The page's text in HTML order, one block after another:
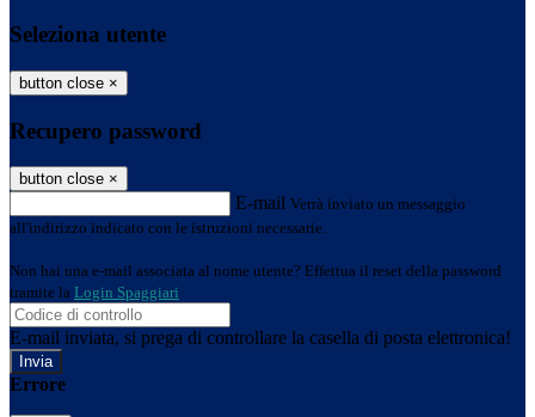
Seleziona utente
button close ×
Recupero password
button close ×
E-mail Verrà inviato un messaggio
all'indirizzo indicato con le istruzioni necessarie.
Non hai una e-mail associata al nome utente? Effettua il reset della password
tramite la Login Spaggiari
E-mail inviata, si prega di controllare la casella di posta elettronica!
Errore